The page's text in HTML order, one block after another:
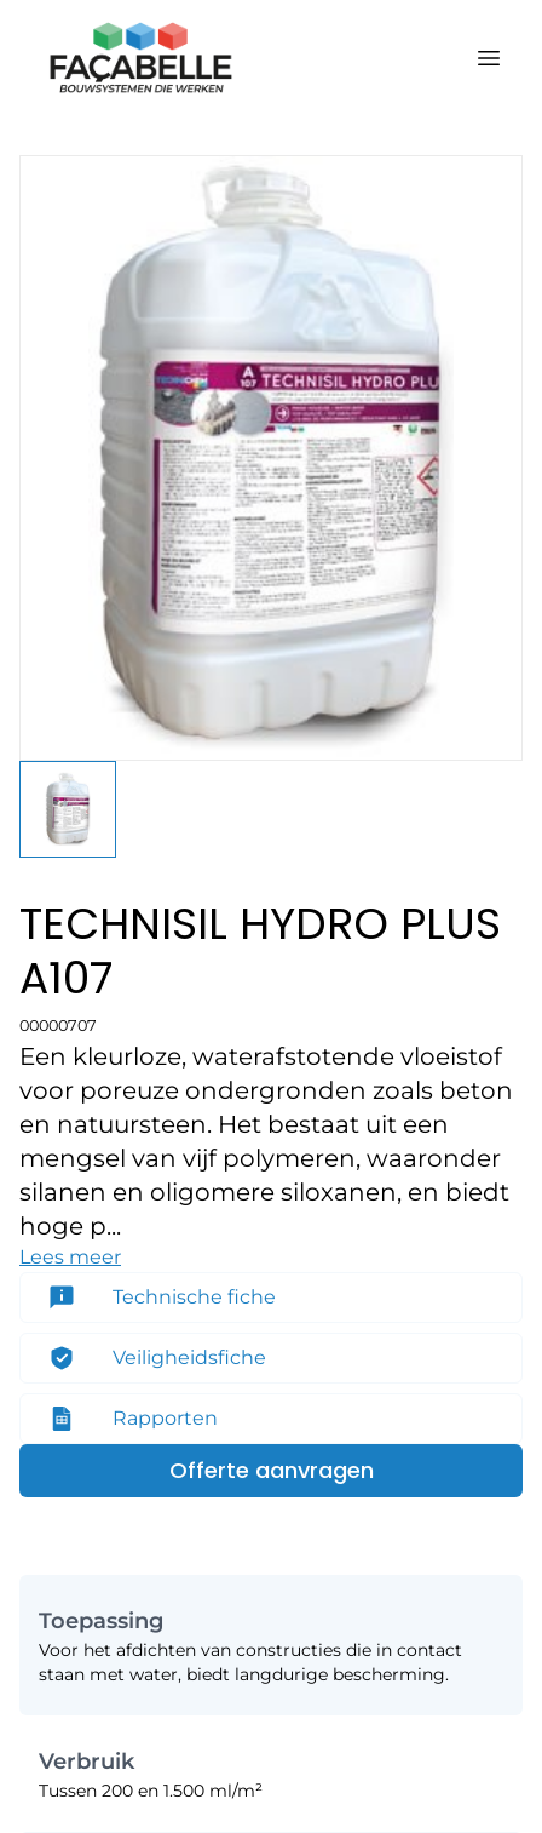
TECHNISIL HYDRO PLUS
A107
00000707
Een kleurloze, waterafstotende vloeistof
voor poreuze ondergronden zoals beton
en natuursteen. Het bestaat uit een
mengsel van vijf polymeren, waaronder
silanen en oligomere siloxanen, en biedt
hoge p...
Lees meer
Technische fiche
Veiligheidsfiche
Rapporten
Offerte aanvragen
Toepassing
Voor het afdichten van constructies die in contact
staan met water, biedt langdurige bescherming.
Verbruik
Tussen 200 en 1.500 ml/m²